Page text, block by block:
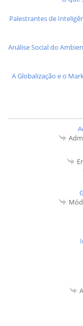
Palestrantes de
Análise Social do
A Globalização e o